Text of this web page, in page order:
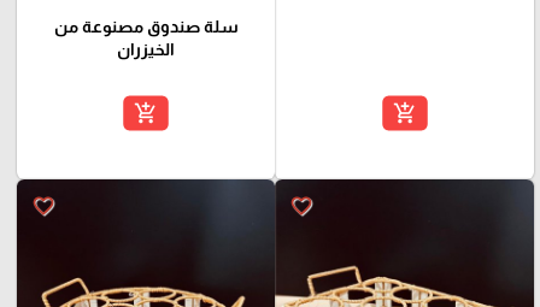
add_shopping_cart
سلة صندوق مصنوعة من
الخيزران
add_shopping_cart
favorite_border
favorite_border